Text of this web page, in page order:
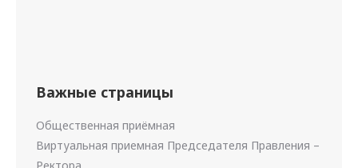
Важные страницы
Общественная приёмная
Виртуальная приемная Председателя Правления –